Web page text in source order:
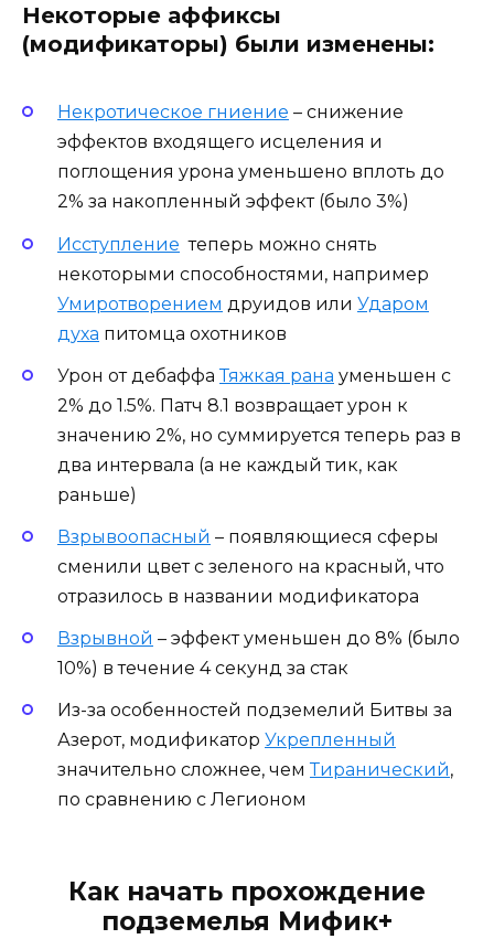
Некоторые аффиксы
(модификаторы) были изменены:
Некротическое гниение – снижение
эффектов входящего исцеления и
поглощения урона уменьшено вплоть до
2% за накопленный эффект (было 3%)
Исступление теперь можно снять
некоторыми способностями, например
Умиротворением друидов или Ударом
духа питомца охотников
Урон от дебаффаТяжкая рана уменьшен с
2% до 1.5%. Патч 8.1 возвращает урон к
значению 2%, но суммируется теперь раз в
два интервала (а не каждый тик, как
раньше)
Взрывоопасный – появляющиеся сферы
сменили цвет с зеленого на красный, что
отразилось в названии модификатора
Взрывной – эффект уменьшен до 8% (было
10%) в течение 4 секунд за стак
Из-за особенностей подземелий Битвы за
Азерот, модификатор Укрепленный
значительно сложнее, чемТиранический,
по сравнению с Легионом
Как начать прохождение
подземелья Мифик+